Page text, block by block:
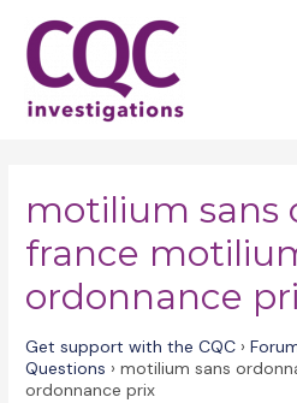
content
motilium sans
france
ordonnance
Get support with the CQC ›
Questions › motilium sans
ordonnance prix